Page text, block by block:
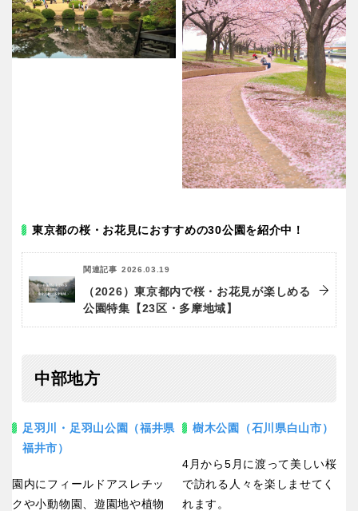
東京都の桜・お花見におすすめの30公園を紹介中！
関連記事 2026.03.19
（2026）東京都内で桜・お花見が楽しめる
公園特集【23区・多摩地域】
中部地方
足羽川・足羽山公園（福井県
福井市）
園内にフィールドアスレチッ
クや小動物園、遊園地や植物
樹木公園（石川県白山市）
4月から5月に渡って美しい桜
で訪れる人々を楽しませてく
れます。